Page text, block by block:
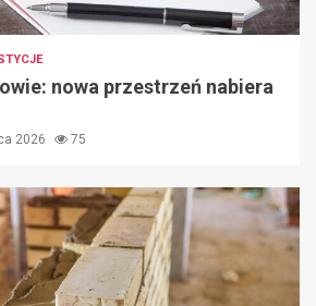
nowa przestrzeń nabiera
2026 75